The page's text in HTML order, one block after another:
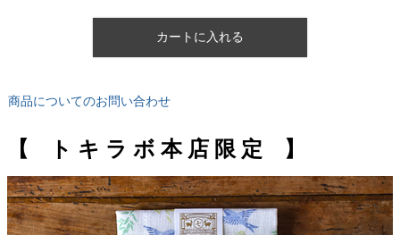
カートに入れる
商品についてのお問い合わせ
【 ト キ ラ ボ 本 店 限 定 】